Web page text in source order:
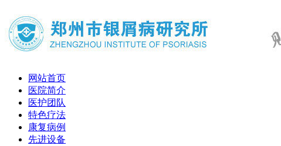
网站首页
医院简介
医护团队
特色疗法
康复病例
先进设备